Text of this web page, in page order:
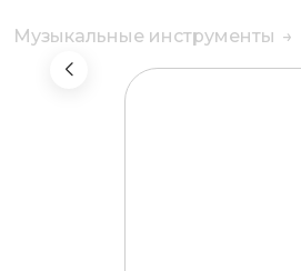
Музыкальные инструменты